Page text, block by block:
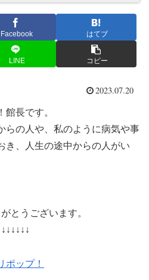
Facebook はてブ
LINE コピー
2023.07.20
長です。
らの人や、私のように病気や事
き、人生の途中からの人がい
とうございます。
↓↓↓↓↓↓
ポップ！